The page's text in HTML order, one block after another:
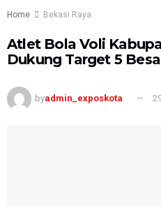
Home Bekasi Raya
Atlet Bola Voli
Dukung Target 5
byadmin_exposkota